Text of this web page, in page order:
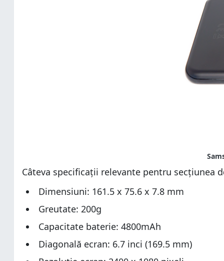
Câteva specificații relevante pentru secțiunea
Dimensiuni: 161.5 x 75.6 x 7.8 mm
Greutate: 200g
Capacitate baterie: 4800mAh
Diagonală ecran: 6.7 inci (169.5 mm)